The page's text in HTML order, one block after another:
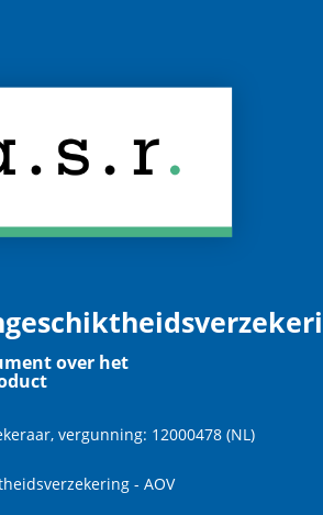
over het
vergunning: 12000478 (NL)
- AOV